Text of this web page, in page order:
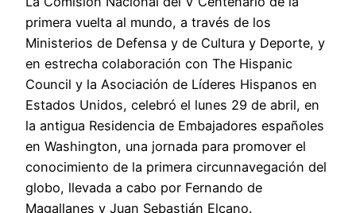
primera vuelta al mundo, a través de los
Ministerios de Defensa y de Cultura y Deporte, y
en estrecha colaboración con The Hispanic
Council y la Asociación de Líderes Hispanos en
Estados Unidos, celebró el lunes 29 de abril, en
la antigua Residencia de Embajadores españoles
en Washington, una jornada para promover el
conocimiento de la primera circunnavegación del
globo, llevada a cabo por Fernando de
Magallanes y Juan Sebastián Elcano.